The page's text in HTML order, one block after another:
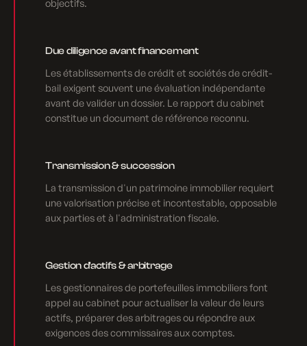
objectifs.
Due diligence avant financement
Les établissements de crédit et sociétés de crédit-
bail exigent souvent une évaluation indépendante
avant de valider un dossier. Le rapport du cabinet
constitue un document de référence reconnu.
Transmission & succession
La transmission d'un patrimoine immobilier requiert
une valorisation précise et incontestable, opposable
aux parties et à l'administration fiscale.
Gestion d'actifs & arbitrage
Les gestionnaires de portefeuilles immobiliers font
appel au cabinet pour actualiser la valeur de leurs
actifs, préparer des arbitrages ou répondre aux
exigences des commissaires aux comptes.